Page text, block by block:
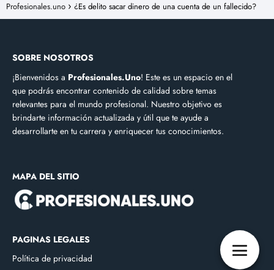
Profesionales.uno ¿Es delito sacar dinero de una cuenta de un fallecido?
SOBRE NOSOTROS
¡Bienvenidos a Profesionales.Uno! Este es un espacio en el
que podrás encontrar contenido de calidad sobre temas
relevantes para el mundo profesional. Nuestro objetivo es
brindarte información actualizada y útil que te ayude a
desarrollarte en tu carrera y enriquecer tus conocimientos.
MAPA DEL SITIO
PAGINAS LEGALES
Política de privacidad